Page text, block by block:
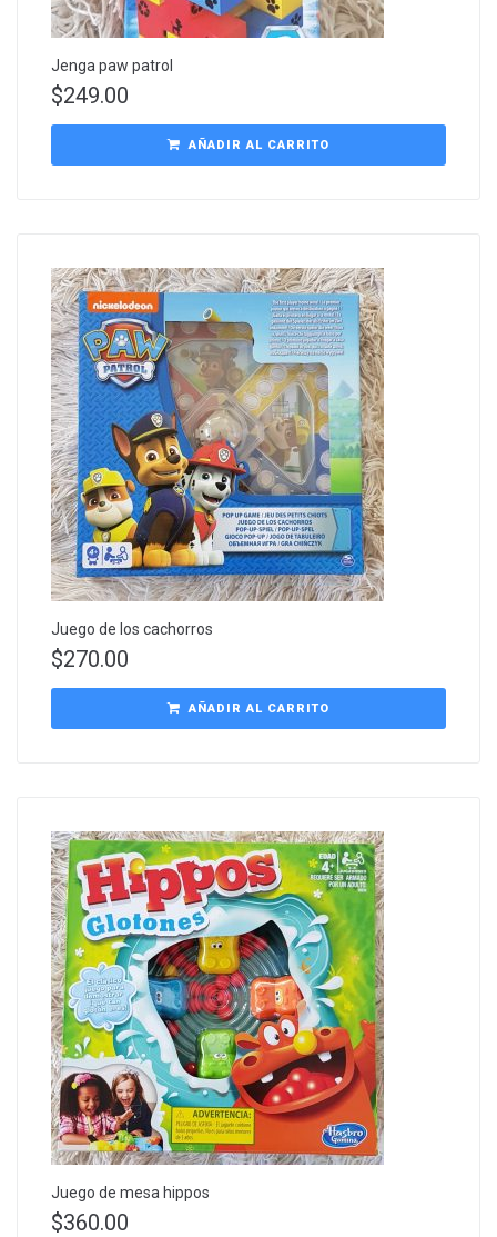
Jenga paw patrol
$249.00
AÑADIR AL CARRITO
Juego de los cachorros
$270.00
AÑADIR AL CARRITO
Juego de mesa hippos
$360.00